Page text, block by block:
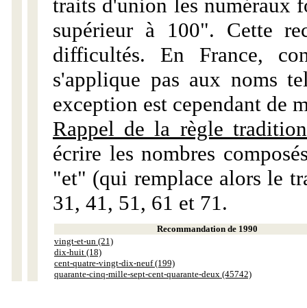
traits d'union les numéraux
supérieur à 100". Cette
difficultés. En France,
s'applique pas aux noms
exception est cependant de
Rappel de la règle
écrire les nombres
"et" (qui remplace alors le
31, 41, 51, 61 et 71.
Recommandation de 1990
vingt-et-un (21)
dix-huit (18)
cent-quatre-vingt-dix-neuf (199)
quarante-cinq-mille-sept-cent-quarante-deux (45742)